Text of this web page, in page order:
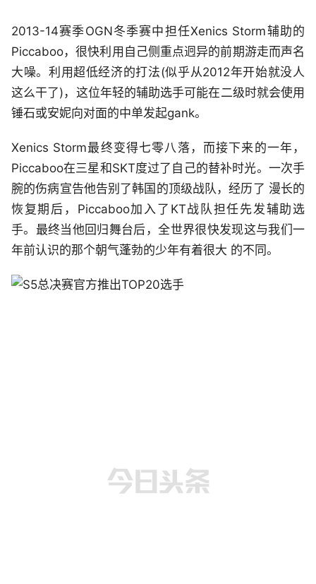
2013-14赛季OGN冬季赛中担任Xenics Storm辅助的
Piccaboo，很快利用自己侧重点迥异的前期游走而声名
大噪。利用超低经济的打法(似乎从2012年开始就没人
这么干了)，这位年轻的辅助选手可能在二级时就会使用
锤石或安妮向对面的中单发起gank。
Xenics Storm最终变得七零八落，而接下来的一年，
Piccaboo在三星和SKT度过了自己的替补时光。一次手
腕的伤病宣告他告别了韩国的顶级战队，经历了 漫长的
恢复期后，Piccaboo加入了KT战队担任先发辅助选
手。最终当他回归舞台后，全世界很快发现这与我们一
年前认识的那个朝气蓬勃的少年有着很大 的不同。